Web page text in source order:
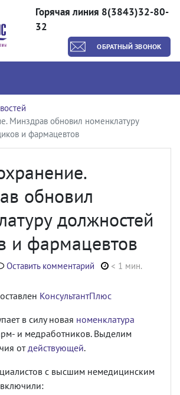
Горячая линия 8(3843)32-80-
32
ОБРАТНЫЙ ЗВОНОК
Минздрав обновил номенклатуру
и фармацевтов
обновил
должностей
и фармацевтов
Оставить комментарий
< 1 мин.
КонсультантПлюс
в силу новая номенклатура
и медработников. Выделим
отдействующей.
с высшим немедицинским